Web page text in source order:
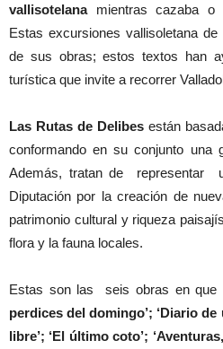
vallisotelanamientras cazaba o
Estas excursiones vallisoletana
de sus obras; estos textos han
turística que invite a recorrer
Las Rutas de Delibes están
conformando en su conjunto una
Además, tratan de representar
Diputación por la creación de
patrimonio cultural y riqueza
flora y la fauna locales.
Estas son las seis obras en que
perdices del domingo’; ‘Diario de
libre’; ‘El último coto’;